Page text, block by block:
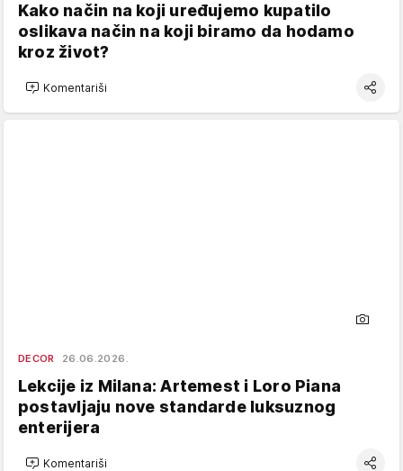
Kako način na koji uređujemo kupatilo
oslikava način na koji biramo da hodamo
kroz život?
Komentariši
DECOR 26.06.2026.
Lekcije iz Milana: Artemest i Loro Piana
postavljaju nove standarde luksuznog
enterijera
Komentariši